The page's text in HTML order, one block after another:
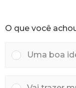
O que você
Uma boa